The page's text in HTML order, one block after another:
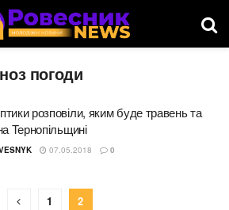
погоди
розповіли, яким буде травень та
Тернопільщині
07.05.2018 0
1 2